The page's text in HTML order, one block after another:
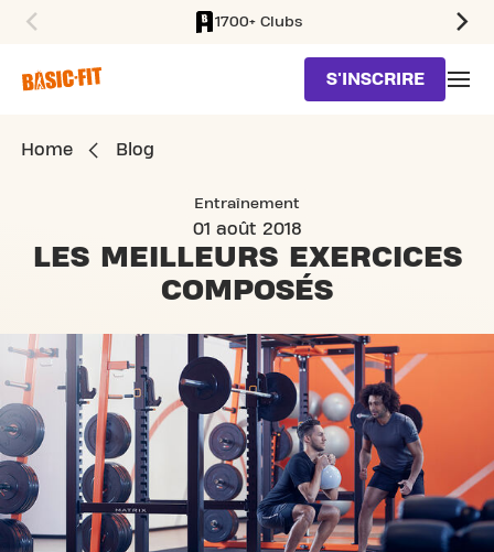
1700+ Clubs
S'INSCRIRE
Home Blog
Entraînement
01 août 2018
LES MEILLEURS EXERCICES
COMPOSÉS